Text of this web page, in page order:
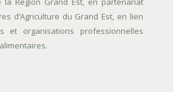
d’Agriculture du Grand Est, en lien
et organisations professionnelles